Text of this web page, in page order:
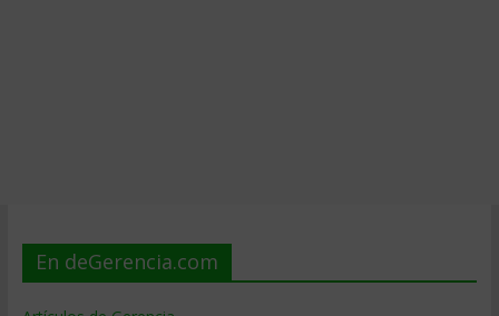
En deGerencia.com